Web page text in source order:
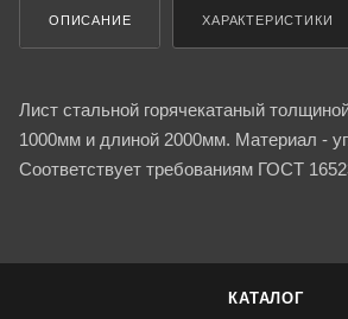
ОПИСАНИЕ ХАРАКТЕРИСТИКИ
Лист стальной горячекатаный
1000мм и длиной 2000мм. Материал -
Соответствует требованиям ГОСТ
КАТАЛОГ